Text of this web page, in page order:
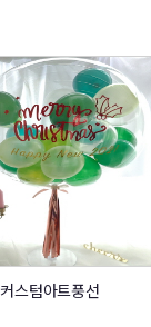
커스텀아트풍선